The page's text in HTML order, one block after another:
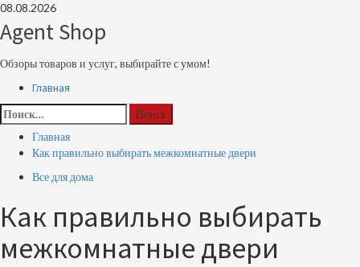
Перейти
к
содержимому
08.08.2026
Agent Shop
Обзоры товаров и услуг, выбирайте с умом!
Основное
меню
Главная
Найти:
Главная
Как правильно выбирать межкомнатные двери
Все для дома
Как правильно выбирать
межкомнатные двери